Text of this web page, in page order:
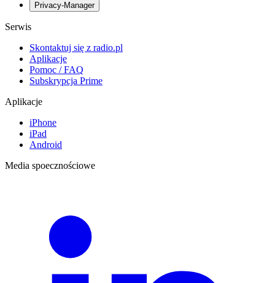
Privacy-Manager
Serwis
Skontaktuj się z radio.pl
Aplikacje
Pomoc / FAQ
Subskrypcja Prime
Aplikacje
iPhone
iPad
Android
Media spoecznościowe